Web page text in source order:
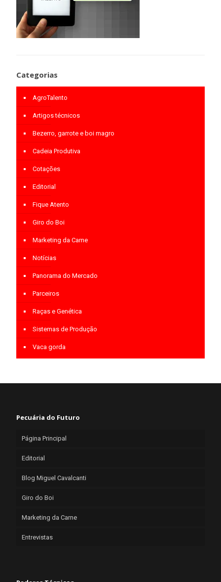
Categorias
AgroTalento
Artigos técnicos
Bezerro, garrote e boi magro
Cadeia Produtiva
Cotações
Editorial
Fique Atento
Giro do Boi
Marketing da Carne
Notícias
Panorama do Mercado
Parceiros
Raças e Genética
Sistemas de Produção
Vaca gorda
Pecuária do Futuro
Página Principal
Editorial
Blog Miguel Cavalcanti
Giro do Boi
Marketing da Carne
Entrevistas